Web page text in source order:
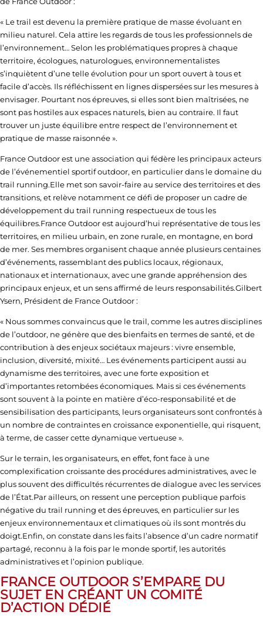
« Le trail est devenu la première pratique de masse évoluant en
milieu naturel. Cela attire les regards de tous les professionnels de
l’environnement… Selon les problématiques propres à chaque
territoire, écologues, naturologues, environnementalistes
s’inquiètent d’une telle évolution pour un sport ouvert à tous et
facile d’accès. Ils réfléchissent en lignes dispersées sur les mesures à
envisager. Pourtant nos épreuves, si elles sont bien maîtrisées, ne
sont pas hostiles aux espaces naturels, bien au contraire. Il faut
trouver un juste équilibre entre respect de l’environnement et
pratique de masse raisonnée ».
France Outdoorest une association qui fédère les principaux acteurs
de l’événementiel sportif outdoor, en particulier dans le domaine du
trail running.Elle met son savoir-faire au service des territoires et des
transitions, et relève notamment ce défi de proposer un cadre de
développement du trail running respectueux de tous les
équilibres.France Outdoor est aujourd’hui représentative de tous les
territoires, en milieu urbain, en zone rurale, en montagne, en bord
de mer. Ses membres organisent chaque année plusieurs centaines
d’événements, rassemblant des publics locaux, régionaux,
nationaux et internationaux, avec une grande appréhension des
principaux enjeux, et un sens affirmé de leurs responsabilités.Gilbert
Ysern, Président de France Outdoor:
« Nous sommes convaincus que le trail, comme les autres disciplines
de l’outdoor, ne génère que des bienfaits en termes de santé, et de
contribution à des enjeux sociétaux majeurs : vivre ensemble,
inclusion, diversité, mixité… Les événements participent aussi au
dynamisme des territoires, avec une forte exposition et
d’importantes retombées économiques. Mais si ces événements
sont souvent à la pointe en matière d’éco-responsabilité et de
sensibilisation des participants, leurs organisateurs sont confrontés à
un nombre de contraintes en croissance exponentielle, qui risquent,
à terme, de casser cette dynamique vertueuse ».
Sur le terrain, les organisateurs, en effet, font face à une
complexification croissante des procédures administratives, avec le
plus souvent des difficultés récurrentes de dialogue avec les services
de l’État.Par ailleurs, on ressent une perception publique parfois
négative du trail running et des épreuves, en particulier sur les
enjeux environnementaux et climatiques où ils sont montrés du
doigt.Enfin, on constate dans les faits l’absence d’un cadre normatif
partagé, reconnu à la fois par le monde sportif, les autorités
administratives et l’opinion publique.
FRANCE OUTDOOR S’EMPARE DU
SUJET EN CRÉANT UN COMITÉ
D’ACTION DÉDIÉ